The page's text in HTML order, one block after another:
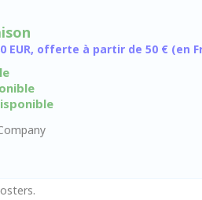
EUR, offerte à partir de 50 € (en